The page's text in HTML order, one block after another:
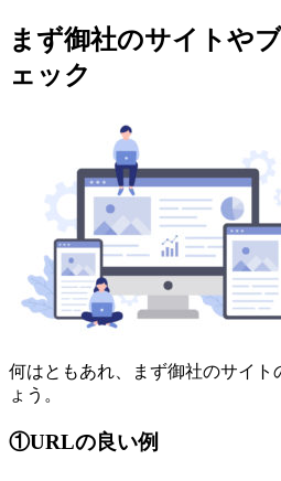
まず御社のサイトや
ェック
何はともあれ、まず御社のサイト
ょう。
①URLの良い例